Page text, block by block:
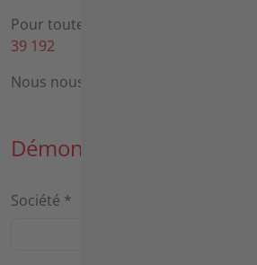
Pour toute question, veuillez
39 192
Nous nous réjouissons de votre
Démonstration dans vos
Société *